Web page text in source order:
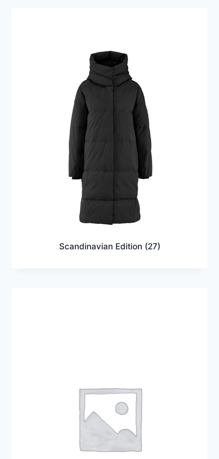
Scandinavian Edition (27)